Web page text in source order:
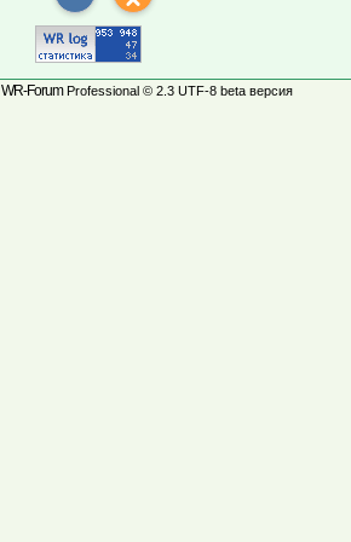
WR-ForumProfessional © 2.3 UTF-8 beta версия